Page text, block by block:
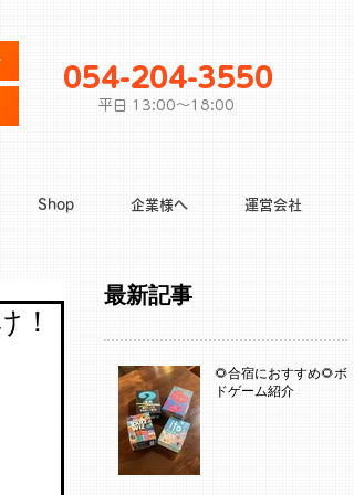
054-204-3550
平日 13:00〜18:00
Shop 企業様へ 運営会社
！
最新記事
🌻合宿におすすめ🌻ボー
ドゲーム紹介